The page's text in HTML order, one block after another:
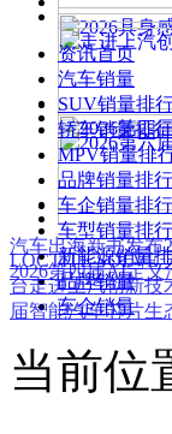
汽车出海新书发布
2026第四届AI定义
LOCTITE SOLVE
台走进上汽创新技
届智能汽车芯片生
资讯首页
汽车销量
SUV销量排
轿车销量排行
MPV销量排
品牌销量排行
车企销量排行
车型销量排行
新能源销量
品牌销量
车企销量
当前位